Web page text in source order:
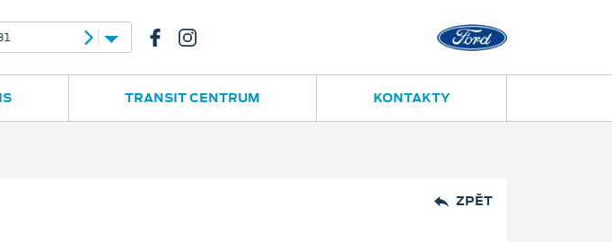
Ostrava - Vítkovice
TRANSIT CENTRUM KONTAKTY
ZPĚT